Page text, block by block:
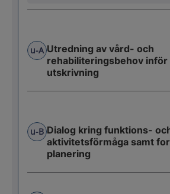
u-A Utredning av vård- och
rehabiliteringsbehov inför
utskrivning
u-B Dialog kring funktions-
aktivitetsförmåga samt
planering